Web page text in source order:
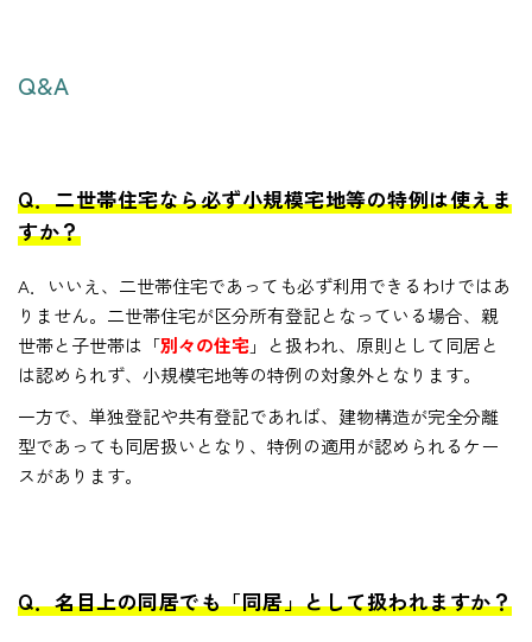
Q&A
Q．二世帯住宅なら必ず小規模宅地等の特例は使えま
すか？
A．いいえ、二世帯住宅であっても必ず利用できるわけではあ
りません。二世帯住宅が区分所有登記となっている場合、親
世帯と子世帯は「別々の住宅」と扱われ、原則として同居と
は認められず、小規模宅地等の特例の対象外となります。
一方で、単独登記や共有登記であれば、建物構造が完全分離
型であっても同居扱いとなり、特例の適用が認められるケー
スがあります。
Q．名目上の同居でも「同居」として扱われますか？